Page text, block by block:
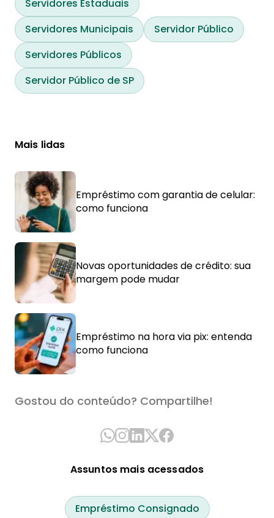
Servidores Estaduais
Servidores Municipais
Servidor Público
Servidores Públicos
Servidor Público de SP
Mais lidas
Empréstimo com garantia de celular:
como funciona
Novas oportunidades de crédito: sua
margem pode mudar
Empréstimo na hora via pix: entenda
como funciona
Gostou do conteúdo? Compartilhe!
Assuntos mais acessados
Empréstimo Consignado